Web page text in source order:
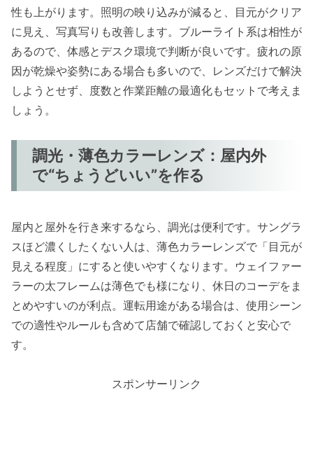
性も上がります。照明の映り込みが減ると、目元がクリア
に見え、写真写りも改善します。ブルーライト系は相性が
あるので、体感とデスク環境で判断が良いです。疲れの原
因が乾燥や姿勢にある場合も多いので、レンズだけで解決
しようとせず、度数と作業距離の最適化もセットで考えま
しょう。
調光・薄色カラーレンズ：屋内外
で“ちょうどいい”を作る
屋内と屋外を行き来するなら、調光は便利です。サングラ
スほど濃くしたくない人は、薄色カラーレンズで「目元が
見える程度」にすると使いやすくなります。ウェイファー
ラーの太フレームは薄色でも様になり、休日のコーデをま
とめやすいのが利点。運転用途がある場合は、使用シーン
での適性やルールも含めて店舗で確認しておくと安心で
す。
スポンサーリンク